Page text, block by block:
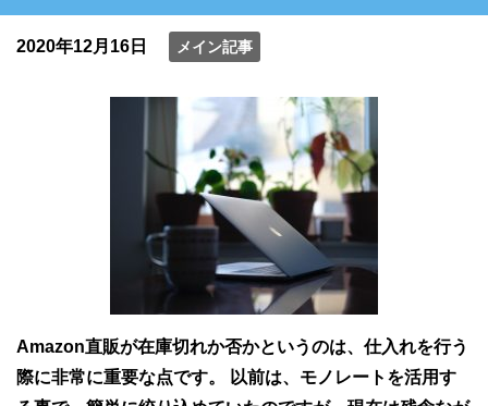
2020年12月16日 メイン記事
Amazon直販が在庫切れか否かというのは、仕入れを行う
際に非常に重要な点です。 以前は、モノレートを活用す